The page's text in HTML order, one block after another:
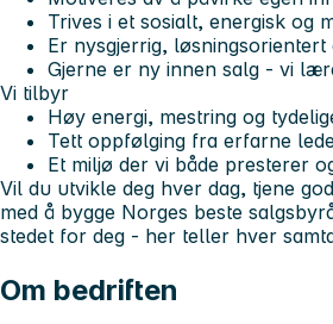
Trives i et sosialt, energisk og
Er nysgjerrig,
Gjerne er ny innen salg - vi
Vi tilbyr
Høy energi, mestring og
Tett oppfølging fra erfarne
Et miljø der vi både presterer
Vil du utvikle deg hver dag, tjene
med å bygge Norges beste
stedet for deg - her teller hver
Om bedriften